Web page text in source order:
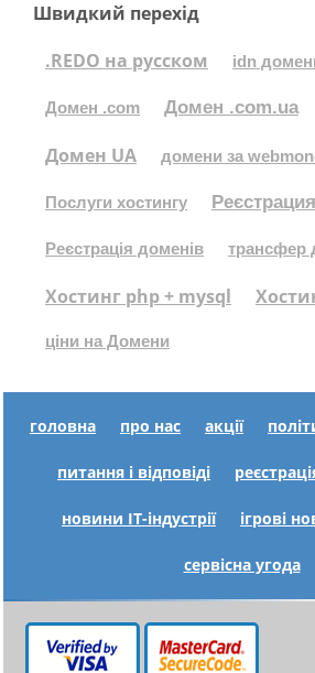
Швидкий перехід
.REDO на русском
idn
Домен .com Домен .com.ua
Домен UA домени за
Послуги хостингу
Реєстрація доменів трансфер
Хостинг php + mysql
ціни на Домени
головна про нас акції
питання і відповіді
новини IT-індустрії ігрові
сервісна угода